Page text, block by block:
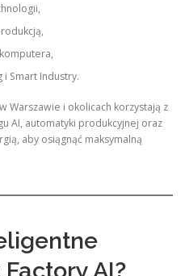
i Smart Industry.
Warszawie i okolicach korzystają z
AI, automatyki produkcyjnej oraz
aby osiągnąć maksymalną
AI?